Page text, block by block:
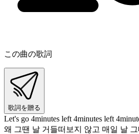
この曲の歌詞
歌詞を贈る
Let's go 4minutes left 4minutes left
왜 그땐 날 거들떠보지 않고 매일 날